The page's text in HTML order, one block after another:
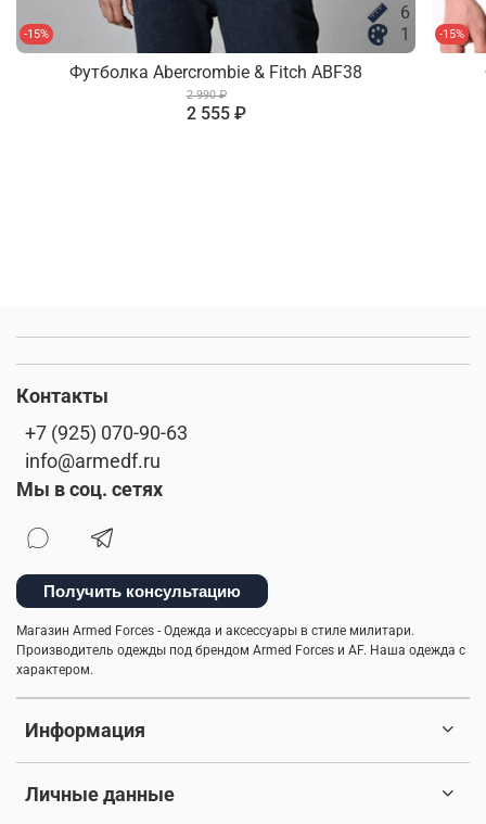
-15%
6
1
Футболка Abercrombie & Fitch ABF38
2 990 ₽
2 555 ₽
-15%
Информация
Личные данные
Контакты
+7 (925) 070-90-63
info@armedf.ru
Мы в соц. сетях
Получить консультацию
Магазин Armed Forces - Одежда и аксессуары в стиле милитари.
Производитель одежды под брендом Armed Forces и AF. Наша одежда с
характером.